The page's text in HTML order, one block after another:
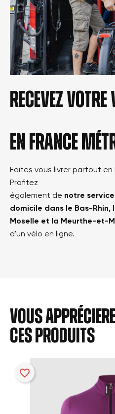
Recevez
en france
Faites vous livrer partout en
Profitez
également de notre
domicile dans le Bas-Rhin,
Moselle et la Meurthe-et-
d'un vélo en ligne.
Vous
ces produits
favorite_border